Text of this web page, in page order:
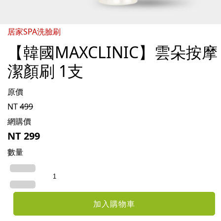
居家SPA洗臉刷
【韓國MAXCLINIC】雲朵按摩
潔顏刷 1支
原價
NT499
網購價
NT299
數量
加入購物車